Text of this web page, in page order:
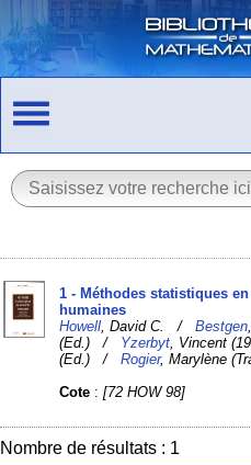
1 - Méthodes statistiques
humaines
Howell , David C. /Bestgen
(Ed.) / Yzerbyt , Vincent
(Ed.) /Rogier, Marylène
Cote :[72 HOW 98]
Nombre de résultats : 1